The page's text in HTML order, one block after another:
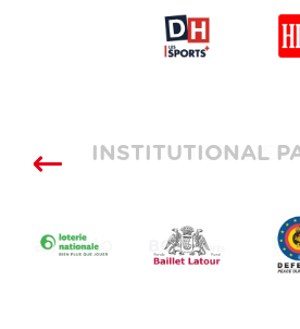
INSTITUTIONAL